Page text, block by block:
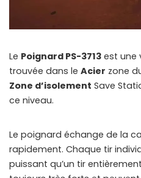
Le Poignard PS-3713 est une
trouvée dans le Acier zone
Zone d’isolement Save
ce niveau.
Le poignard échange de la
rapidement. Chaque tir
puissant qu’un tir